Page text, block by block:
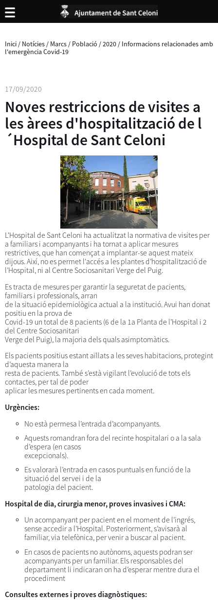
Inici / Notícies / Marcs / Població /2020 / Informacions relacionades amb
l'emergència Covid-19
17/09/2020
Noves restriccions de visites a
les àrees d'hospitalització de l
´Hospital de Sant Celoni
L'Hospital de Sant Celoni ha actualitzat la normativa de visites per
a familiars i acompanyants i ha tornat a aplicar mesures
restrictives, que han començat a implantar-se aquest mateix
dijous. Així, no es permet l'accés a les plantes d’hospitalització de
l’Hospital, ni al Centre Sociosanitari Verge del Puig.
Es tracta de mesures per garantir la seguretat de pacients,
familiars i professionals, arran
de la situació epidemiològica actual a la institució. Avui han donat
positiu en la prova de
Covid-19 un total de 8 pacients (6 de la 1a Planta de l’Hospital i 2
del Centre Sociosanitari
Verge del Puig), la majoria dels quals asimptomàtics.
Els pacients positius estant aïllats a les seves habitacions, protegint
d’aquesta manera la
resta de pacients. També s’està vigilant l’evolució de tots els
contactes, per tal de poder
aplicar les mesures pertinents en cada moment.
Urgències:
No està permesa l’entrada d’acompanyants.
Aquests romandran fora del recinte hospitalari o a la sala
d’espera (en casos
excepcionals).
Es valorarà l’entrada en casos puntuals en funció de la
situació del servei i de la
patologia del pacient.
Hospital de dia, cirurgia menor, proves invasives i CMA:
Un acompanyant per pacient en el moment de l’ingrés,
sense accedir a l’Hospital. Posteriorment, s’avisarà al
familiar, via telefònica, per venir a buscar al pacient.
En casos de pacients no autònoms, aquests podran ser
acompanyants per un familiar. Els responsables del
departament li indicaran on ha d’esperar mentre dura el
procediment
Consultes externes i proves diagnòstiques: